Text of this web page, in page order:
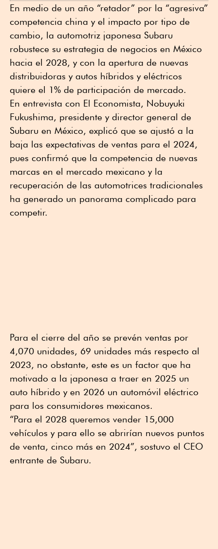
En medio de un año “retador” por la “agresiva”
competencia china y el impacto por tipo de
cambio, la automotriz japonesa Subaru
robustece su estrategia de negocios en México
hacia el 2028, y con la apertura de nuevas
distribuidoras y autos híbridos y eléctricos
quiere el 1% de participación de mercado.
En entrevista con El Economista, Nobuyuki
Fukushima, presidente y director general de
Subaru en México, explicó que se ajustó a la
baja las expectativas de ventas para el 2024,
pues confirmó que la competencia de nuevas
marcas en el mercado mexicano y la
recuperación de las automotrices tradicionales
ha generado un panorama complicado para
competir.
Para el cierre del año se prevén ventas por
4,070 unidades, 69 unidades más respecto al
2023, no obstante, este es un factor que ha
motivado a la japonesa a traer en 2025 un
auto híbrido y en 2026 un automóvil eléctrico
para los consumidores mexicanos.
“Para el 2028 queremos vender 15,000
vehículos y para ello se abrirían nuevos puntos
de venta, cinco más en 2024”, sostuvo el CEO
entrante de Subaru.